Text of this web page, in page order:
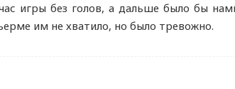
игры без голов, а дальше было бы
им не хватило, но было тревожно.